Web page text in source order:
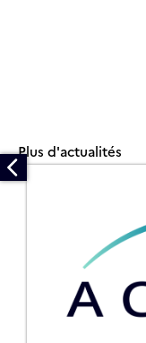
Plus d'actualités